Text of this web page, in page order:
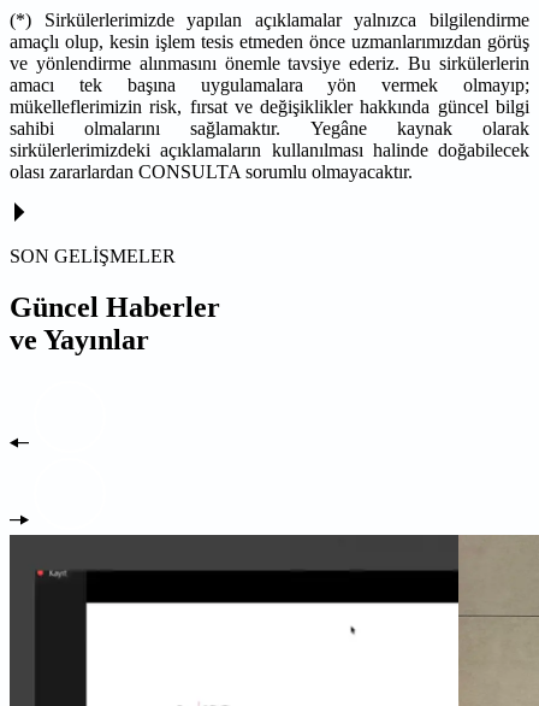
(*) Sirkülerlerimizde yapılan açıklamalar yalnızca bilgilendirme
amaçlı olup, kesin işlem tesis etmeden önce uzmanlarımızdan görüş
ve yönlendirme alınmasını önemle tavsiye ederiz. Bu sirkülerlerin
amacı tek başına uygulamalara yön vermek olmayıp;
mükelleflerimizin risk, fırsat ve değişiklikler hakkında güncel bilgi
sahibi olmalarını sağlamaktır. Yegâne kaynak olarak
sirkülerlerimizdeki açıklamaların kullanılması halinde doğabilecek
olası zararlardan CONSULTA sorumlu olmayacaktır.
SON GELİŞMELER
Güncel Haberler
ve Yayınlar